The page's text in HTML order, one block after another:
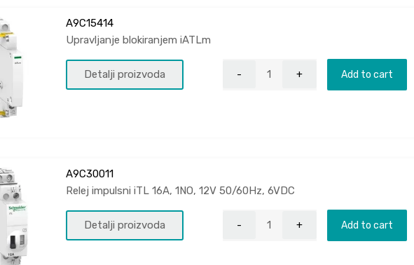
A9C15414
Upravljanje blokiranjem iATLm
Detalji proizvoda Add to cart
A9C30011
Relej impulsni iTL 16A, 1NO, 12V 50/60Hz, 6VDC
Detalji proizvoda Add to cart